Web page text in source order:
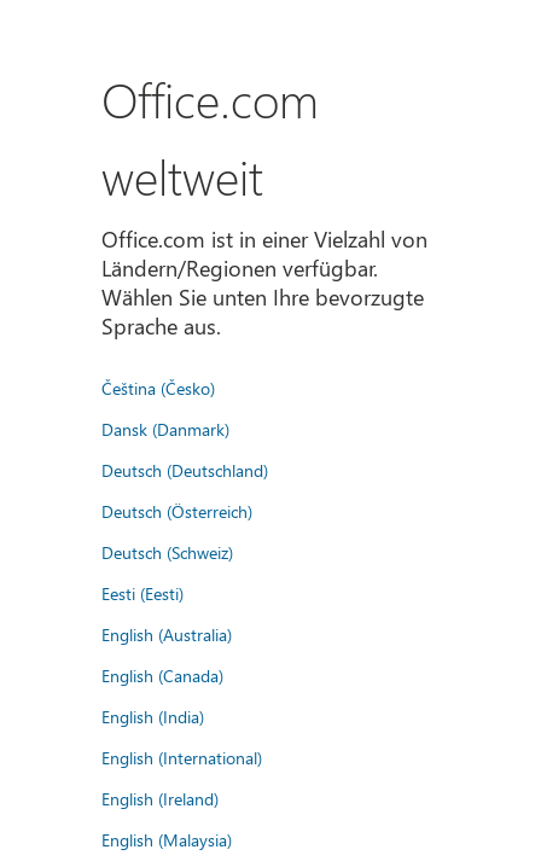
Office.com
weltweit
Office.com ist in einer Vielzahl von
Ländern/Regionen verfügbar.
Wählen Sie unten Ihre bevorzugte
Sprache aus.
Čeština (Česko)
Dansk (Danmark)
Deutsch (Deutschland)
Deutsch (Österreich)
Deutsch (Schweiz)
Eesti (Eesti)
English (Australia)
English (Canada)
English (India)
English (International)
English (Ireland)
English (Malaysia)